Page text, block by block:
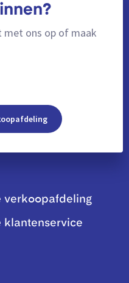
met ons op of maak
verkoopafdeling
klantenservice